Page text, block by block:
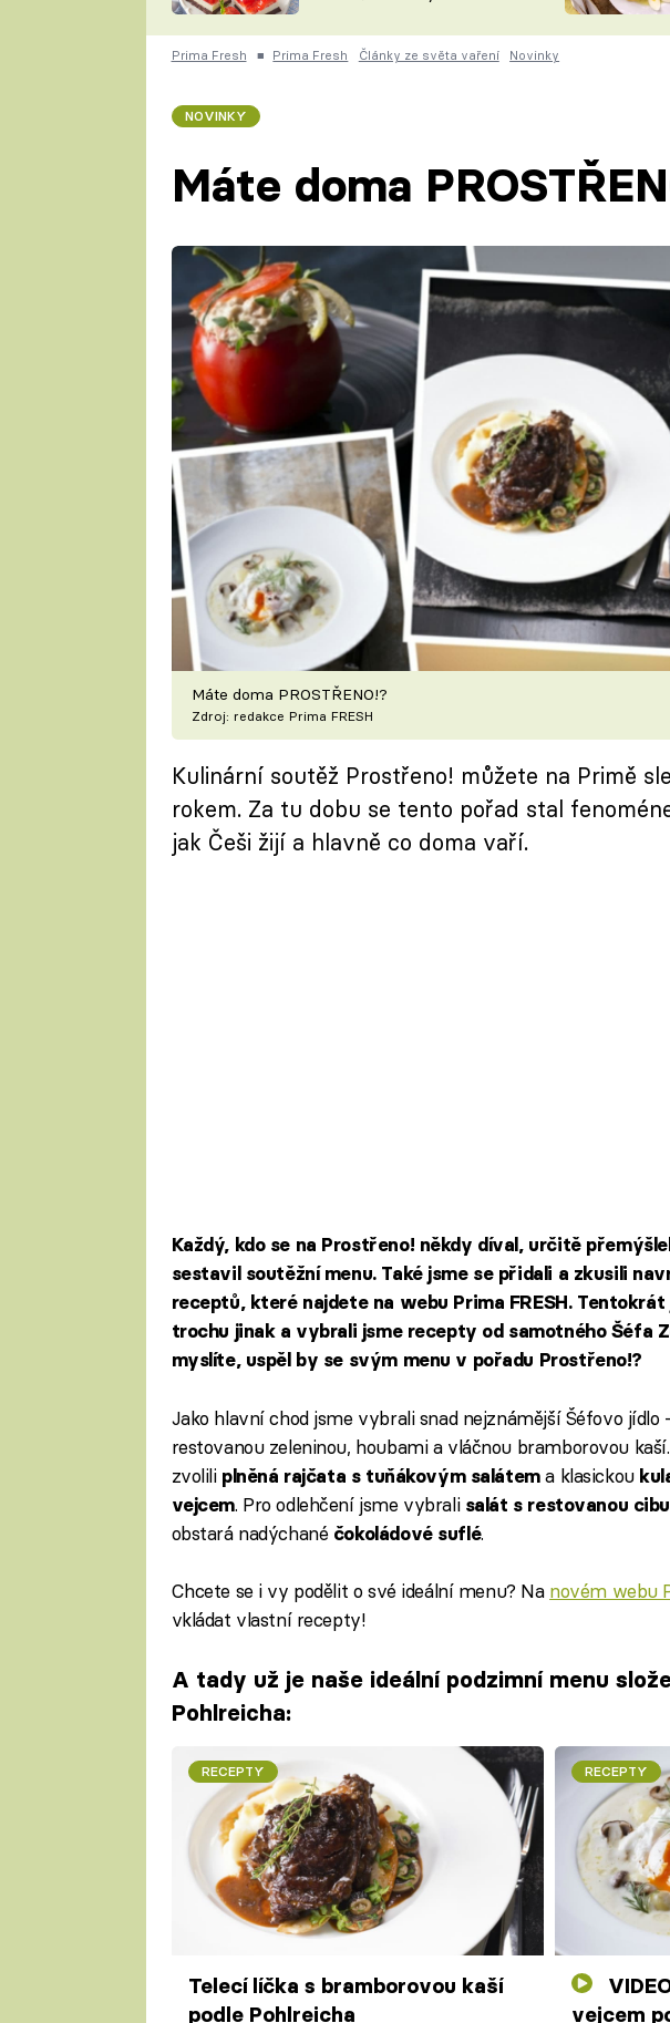
ČESKO NA TALÍŘI
Prima Fresh ■ Prima Fresh Články ze světa vaření Novinky
NOVINKY
Máte doma
Máte doma PROSTŘENO!?
Zdroj: redakce Prima FRESH
Kulinární soutěž Prostřeno! můžete na Primě
rokem. Za tu dobu se tento pořad stal
jak Češi žijí a hlavně co doma vaří.
Každý, kdo se na Prostřeno! někdy díval, určitě
sestavil soutěžní menu. Také jsme se přidali a zkusili
receptů, které najdete na webu Prima FRESH.
trochu jinak a vybrali jsme recepty od samotného Šéfa
myslíte, uspěl by se svým menu v pořadu Prostřeno!?
Jako hlavní chod jsme vybrali snad nejznámější Šéfovo jídlo -
restovanou zeleninou, houbami a vláčnou bramborovou
zvolili plněná rajčata s tuňákovým salátema klasickou
vejcem. Pro odlehčení jsme vybrali salát s restovanou
obstará nadýchané čokoládové suflé.
Chcete se i vy podělit o své ideální menu? Na novém webu
vkládat vlastní recepty!
A tady už je naše ideální podzimní menu
Pohlreicha:
RECEPTY
Telecí líčka s bramborovou kaší
podle Pohlreicha
RECEPTY
vejcem